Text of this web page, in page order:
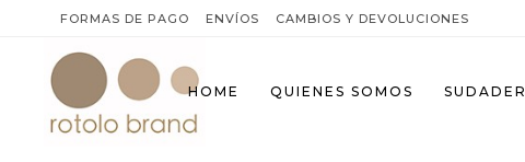
FORMAS DE PAGO ENVÍOS CAMBIOS Y DEVOLUCIONES
HOME QUIENES SOMOS